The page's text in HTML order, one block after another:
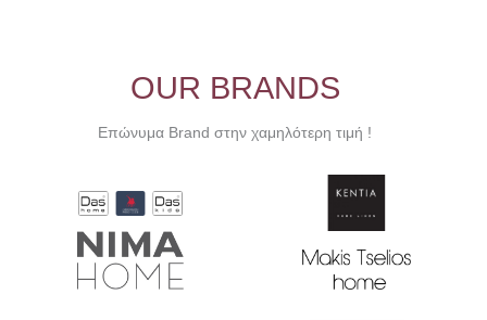
OUR BRANDS
Επώνυμα Brand στην χαμηλότερη τιμή !